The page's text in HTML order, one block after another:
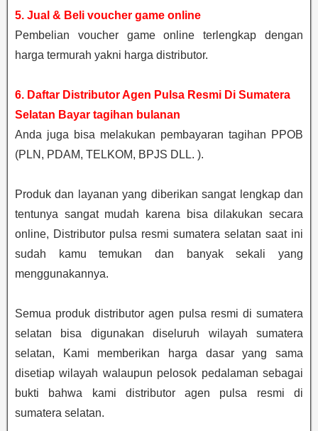
5. Jual & Beli voucher game online
Pembelian voucher game online terlengkap dengan
harga termurah yakni harga distributor.
6. Daftar Distributor Agen Pulsa Resmi Di Sumatera
Selatan Bayar tagihan bulanan
Anda juga bisa melakukan pembayaran tagihan PPOB
(PLN, PDAM, TELKOM, BPJS DLL. ).
Produk dan layanan yang diberikan sangat lengkap dan
tentunya sangat mudah karena bisa dilakukan secara
online, Distributor pulsa resmi sumatera selatan saat ini
sudah kamu temukan dan banyak sekali yang
menggunakannya.
Semua produk distributor agen pulsa resmi di sumatera
selatan bisa digunakan diseluruh wilayah sumatera
selatan, Kami memberikan harga dasar yang sama
disetiap wilayah walaupun pelosok pedalaman sebagai
bukti bahwa kami distributor agen pulsa resmi di
sumatera selatan.